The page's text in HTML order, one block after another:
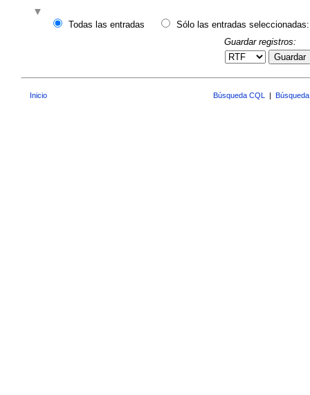
Todas las entradas
Sólo las entradas seleccionadas:
Guardar registros:
Guardar
Inicio Búsqueda CQL